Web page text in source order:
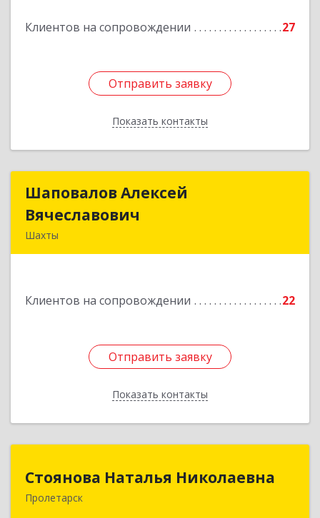
Клиентов на сопровождении 27
Отправить заявку
Показать контакты
Подробнее
Отправить заявку
Назад
Шаповалов Алексей
Вячеславович
Шахты
Клиентов на сопровождении 22
Отправить заявку
Показать контакты
Шаповалов Алексей
Отправить заявку
Назад
Стоянова Наталья Николаевна
Пролетарск